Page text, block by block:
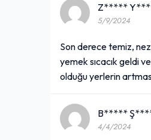
Z*****
5/9/2024
Son derece temiz,
yemek sıcacık geldi
olduğu yerlerin
B*****
4/4/2024